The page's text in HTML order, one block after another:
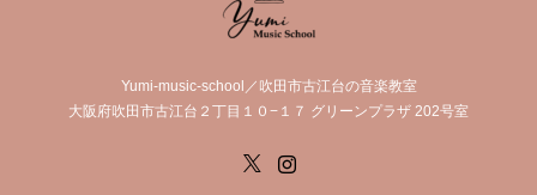
Yumi-music-school／吹田市古江台の音楽教室
大阪府吹田市古江台２丁目１０−１７ グリーンプラザ 202号室